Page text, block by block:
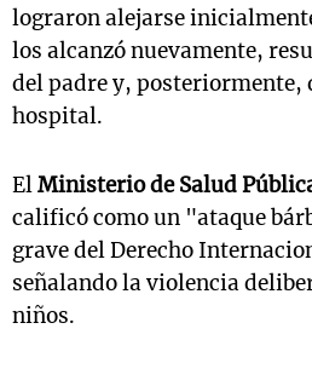
lograron alejarse
los alcanzó nuevamente,
del padre y, posteriormente,
hospital.
ElMinisterio de Salud
calificó como un "ataque
grave del Derecho
señalando la violencia
niños.